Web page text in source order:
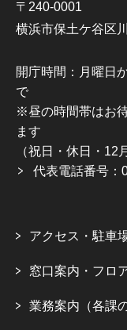
〒240-0001
横浜市保土ケ谷区
開庁時間：月曜日
で
※昼の時間帯はお
ます
（祝日・休日・12
代表電話番号：
アクセス・駐車
窓口案内・フロ
業務案内（各課